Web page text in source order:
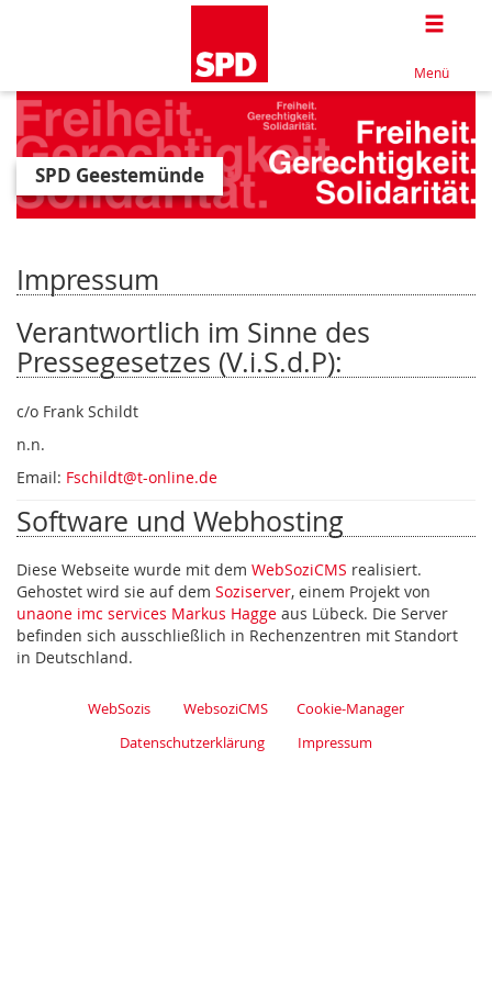
Menü
SPD Geestemünde
Impressum
Verantwortlich im Sinne des
Pressegesetzes (V.i.S.d.P):
c/o Frank Schildt
n.n.
Email: Fschildt@t-online.de
Software und Webhosting
Diese Webseite wurde mit dem WebSoziCMS realisiert.
Gehostet wird sie auf dem Soziserver, einem Projekt von
unaone imc services Markus Hagge aus Lübeck. Die Server
befinden sich ausschließlich in Rechenzentren mit Standort
in Deutschland.
WebSozis WebsoziCMS
Cookie-Manager
Datenschutzerklärung
Impressum